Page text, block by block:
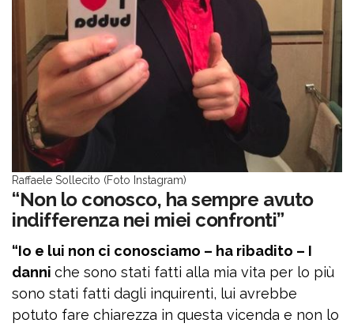
Raffaele Sollecito (Foto Instagram)
“Non lo conosco, ha sempre avuto
indifferenza nei miei confronti”
“Io e lui non ci conosciamo – ha ribadito – I
danni che sono stati fatti alla mia vita per lo più
sono stati fatti dagli inquirenti, lui avrebbe
potuto fare chiarezza in questa vicenda e non lo